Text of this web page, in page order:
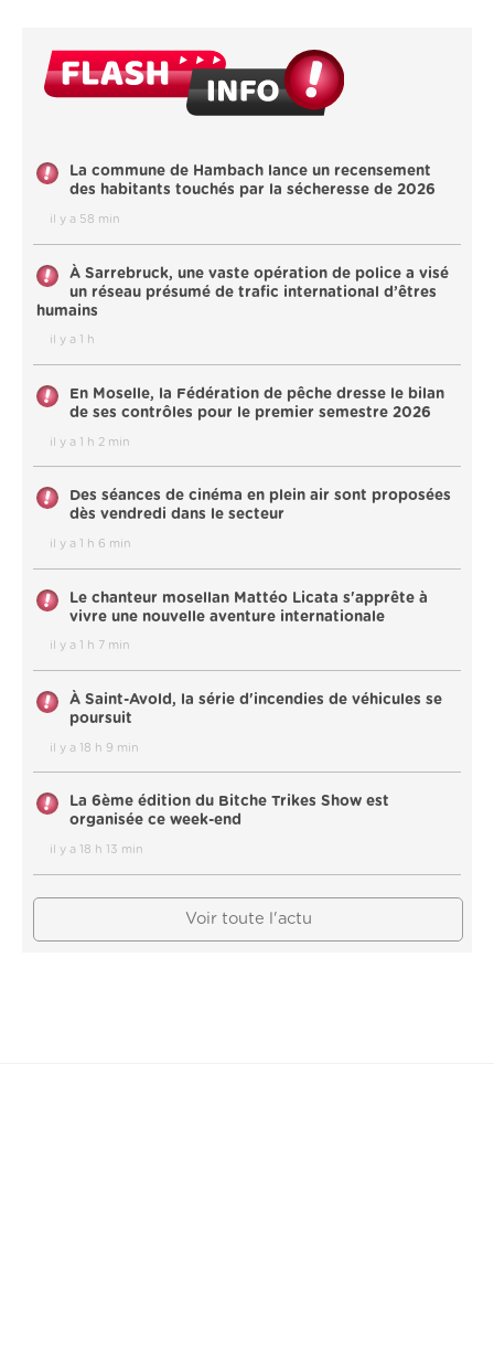
La commune de Hambach lance un recensement
des habitants touchés par la sécheresse de 2026
il y a 58 min
À Sarrebruck, une vaste opération de police a visé
un réseau présumé de trafic international d’êtres
humains
il y a 1 h
En Moselle, la Fédération de pêche dresse le bilan
de ses contrôles pour le premier semestre 2026
il y a 1 h 2 min
Des séances de cinéma en plein air sont proposées
dès vendredi dans le secteur
il y a 1 h 6 min
Le chanteur mosellan Mattéo Licata s'apprête à
vivre une nouvelle aventure internationale
il y a 1 h 7 min
À Saint-Avold, la série d'incendies de véhicules se
poursuit
il y a 18 h 9 min
La 6ème édition du Bitche Trikes Show est
organisée ce week-end
il y a 18 h 13 min
Voir toute l'actu